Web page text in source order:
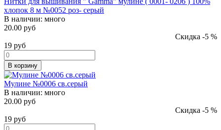
хлопок 8 м №0052 роз- серый
В наличии: много
20.00 руб
Скидка -5 %
19 руб
В корзину
Мулине №0006 св.серый
В наличии: много
20.00 руб
Скидка -5 %
19 руб